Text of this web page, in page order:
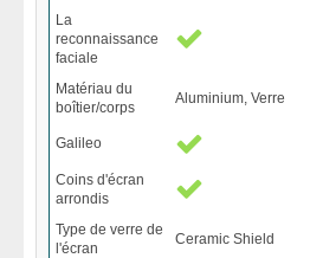
La
reconnaissance
faciale
Matériau du
boîtier/corps
Aluminium, Verre
Galileo
Coins d'écran
arrondis
Type de verre de
l'écran
Ceramic Shield